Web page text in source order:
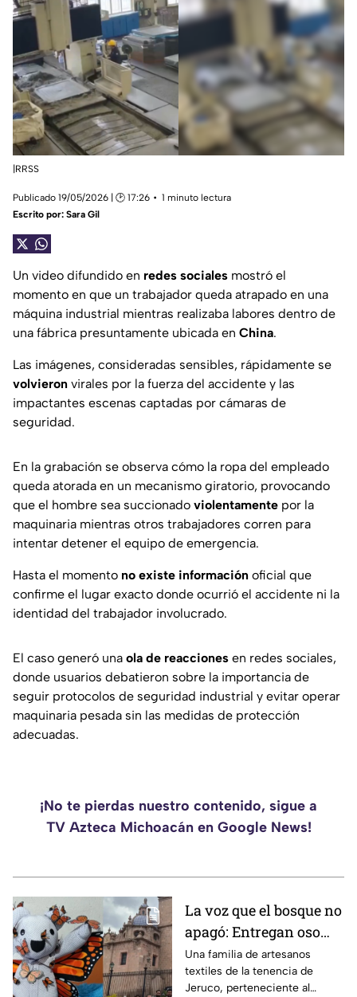
|RRSS
Publicado 19/05/2026 | 🕑 17:26
1 minuto lectura
Escrito por: Sara Gil
Un video difundido en redes sociales mostró el
momento en que un trabajador queda atrapado en una
máquina industrial mientras realizaba labores dentro de
una fábrica presuntamente ubicada en China.
Las imágenes, consideradas sensibles, rápidamente se
volvieron virales por la fuerza del accidente y las
impactantes escenas captadas por cámaras de
seguridad.
En la grabación se observa cómo la ropa del empleado
queda atorada en un mecanismo giratorio, provocando
que el hombre sea succionado violentamente por la
maquinaria mientras otros trabajadores corren para
intentar detener el equipo de emergencia.
Hasta el momento no existe información oficial que
confirme el lugar exacto donde ocurrió el accidente ni la
identidad del trabajador involucrado.
El caso generó una ola de reacciones en redes sociales,
donde usuarios debatieron sobre la importancia de
seguir protocolos de seguridad industrial y evitar operar
maquinaria pesada sin las medidas de protección
adecuadas.
¡No te pierdas nuestro contenido, sigue a
TV Azteca Michoacán en Google News!
La voz que el bosque no
apagó: Entregan oso
memorial al hijo de
Homero Gómez.
Una familia de artesanos
textiles de la tenencia de
Jeruco, perteneciente al